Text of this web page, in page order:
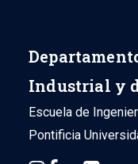
Industrial y
Escuela de
Pontificia